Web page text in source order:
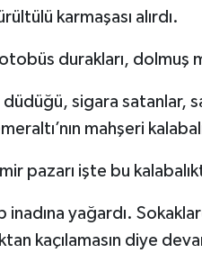
karmaşası alırdı.
durakları, dolmuş
düdüğü, sigara satanlar,
mahşeri
pazarı işte bu
inadına yağardı.
kaçılamasın diye